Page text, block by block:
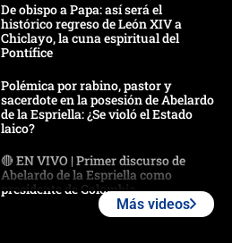
De obispo a Papa: así será el
histórico regreso de León XIV a
Chiclayo, la cuna espiritual del
Pontífice
Polémica por rabino, pastor y
sacerdote en la posesión de Abelardo
de la Espriella: ¿Se violó el Estado
laico?
🔴 EN VIVO | Primer discurso de
Abelardo de la Espriella como
presidente de Colombia
Más videos